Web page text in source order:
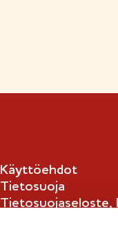
Käyttöehdot
Tietosuoja